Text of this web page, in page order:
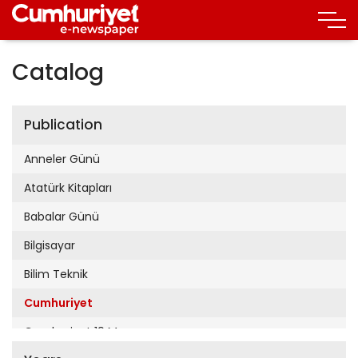
Catalog
Publication
Anneler Günü
Atatürk Kitapları
Babalar Günü
Bilgisayar
Bilim Teknik
Cumhuriyet
Cumhuriyet 19 Mayıs